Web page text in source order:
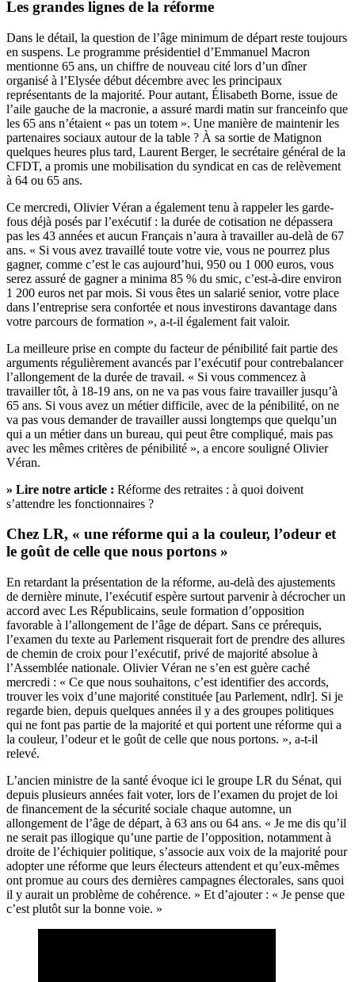
Les grandes lignes de la réforme
Dans le détail, la question de l’âge minimum de départ reste toujours
en suspens. Le programme présidentiel d’Emmanuel Macron
mentionne 65 ans, un chiffre de nouveau cité lors d’un dîner
organisé à l’Elysée début décembre avec les principaux
représentants de la majorité. Pour autant, Élisabeth Borne, issue de
l’aile gauche de la macronie, a assuré mardi matin sur franceinfo que
les 65 ans n’étaient « pas un totem ». Une manière de maintenir les
partenaires sociaux autour de la table ? À sa sortie de Matignon
quelques heures plus tard, Laurent Berger, le secrétaire général de la
CFDT, a promis une mobilisation du syndicat en cas de relèvement
à 64 ou 65 ans.
Ce mercredi, Olivier Véran a également tenu à rappeler les garde-
fous déjà posés par l’exécutif : la durée de cotisation ne dépassera
pas les 43 années et aucun Français n’aura à travailler au-delà de 67
ans. « Si vous avez travaillé toute votre vie, vous ne pourrez plus
gagner, comme c’est le cas aujourd’hui, 950 ou 1 000 euros, vous
serez assuré de gagner a minima 85 % du smic, c’est-à-dire environ
1 200 euros net par mois. Si vous êtes un salarié senior, votre place
dans l’entreprise sera confortée et nous investirons davantage dans
votre parcours de formation », a-t-il également fait valoir.
La meilleure prise en compte du facteur de pénibilité fait partie des
arguments régulièrement avancés par l’exécutif pour contrebalancer
l’allongement de la durée de travail. « Si vous commencez à
travailler tôt, à 18-19 ans, on ne va pas vous faire travailler jusqu’à
65 ans. Si vous avez un métier difficile, avec de la pénibilité, on ne
va pas vous demander de travailler aussi longtemps que quelqu’un
qui a un métier dans un bureau, qui peut être compliqué, mais pas
avec les mêmes critères de pénibilité », a encore souligné Olivier
Véran.
» Lire notre article : Réforme des retraites : à quoi doivent
s’attendre les fonctionnaires ?
Chez LR, « une réforme qui a la couleur, l’odeur et
le goût de celle que nous portons »
En retardant la présentation de la réforme, au-delà des ajustements
de dernière minute, l’exécutif espère surtout parvenir à décrocher un
accord avec Les Républicains, seule formation d’opposition
favorable à l’allongement de l’âge de départ. Sans ce prérequis,
l’examen du texte au Parlement risquerait fort de prendre des allures
de chemin de croix pour l’exécutif, privé de majorité absolue à
l’Assemblée nationale. Olivier Véran ne s’en est guère caché
mercredi : « Ce que nous souhaitons, c’est identifier des accords,
trouver les voix d’une majorité constituée [au Parlement, ndlr]. Si je
regarde bien, depuis quelques années il y a des groupes politiques
qui ne font pas partie de la majorité et qui portent une réforme qui a
la couleur, l’odeur et le goût de celle que nous portons. », a-t-il
relevé.
L’ancien ministre de la santé évoque ici le groupe LR du Sénat, qui
depuis plusieurs années fait voter, lors de l’examen du projet de loi
de financement de la sécurité sociale chaque automne, un
allongement de l’âge de départ, à 63 ans ou 64 ans. « Je me dis qu’il
ne serait pas illogique qu’une partie de l’opposition, notamment à
droite de l’échiquier politique, s’associe aux voix de la majorité pour
adopter une réforme que leurs électeurs attendent et qu’eux-mêmes
ont promue au cours des dernières campagnes électorales, sans quoi
il y aurait un problème de cohérence. » Et d’ajouter : « Je pense que
c’est plutôt sur la bonne voie. »